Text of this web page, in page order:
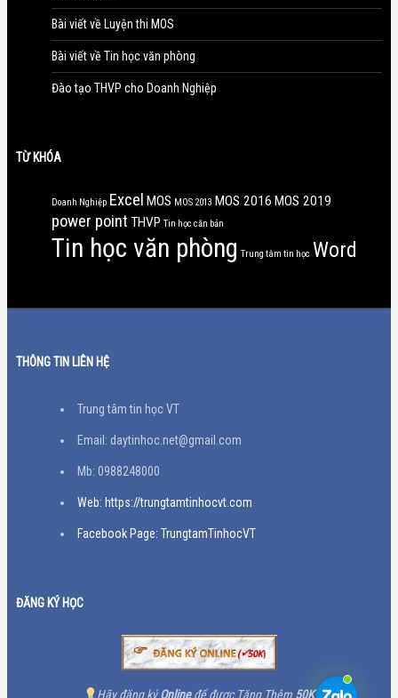
Bài viết về Luyện thi MOS
Bài viết về Tin học văn phòng
Đào tạo THVP cho Doanh Nghiệp
TỪ KHÓA
Doanh Nghiệp Excel MOS MOS 2013 MOS 2016 MOS 2019
power point THVP Tin học căn bản
Tin học văn phòng Trung tâm tin học Word
THÔNG TIN LIÊN HỆ
Trung tâm tin học VT
Email: daytinhoc.net@gmail.com
Mb: 0988248000
Web: https://trungtamtinhocvt.com
Facebook Page: TrungtamTinhocVT
ĐĂNG KÝ HỌC
Hãy đăng kýOnlineđể được Tặng Thêm 50K